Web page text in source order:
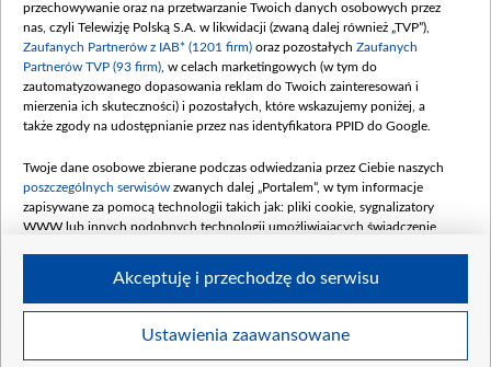
regulamin tvp.pl pomoc polityka prywatności
redakcja
newsletter kontakt
przechowywanie oraz na przetwarzanie Twoich danych osobowych przez
nas, czyli Telewizję Polską S.A. w likwidacji (zwaną dalej również „TVP”),
Zaufanych Partnerów z IAB* (1201 firm) oraz pozostałych Zaufanych
Partnerów TVP (93 firm) , w celach marketingowych (w tym do
zautomatyzowanego dopasowania reklam do Twoich zainteresowań i
mierzenia ich skuteczności) i pozostałych, które wskazujemy poniżej, a
także zgody na udostępnianie przez nas identyfikatora PPID do Google.
Twoje dane osobowe zbierane podczas odwiedzania przez Ciebie naszych
poszczególnych serwisów zwanych dalej „Portalem”, w tym informacje
zapisywane za pomocą technologii takich jak: pliki cookie, sygnalizatory
WWW lub innych podobnych technologii umożliwiających świadczenie
Twoje dane osobowe zbierane podczas odwiedzania przez Ciebie
Ustawienia zaawansowane
Akceptuję i przechodzę do serwisu